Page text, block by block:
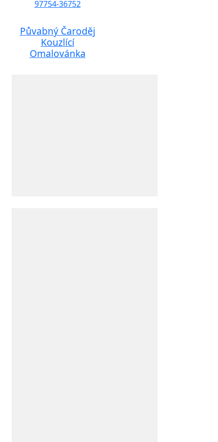
Půvabný Čaroděj
Kouzlící
Omalovánka